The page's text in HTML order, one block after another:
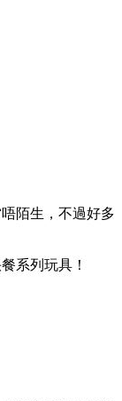
陌生，不過好多
系列玩具！